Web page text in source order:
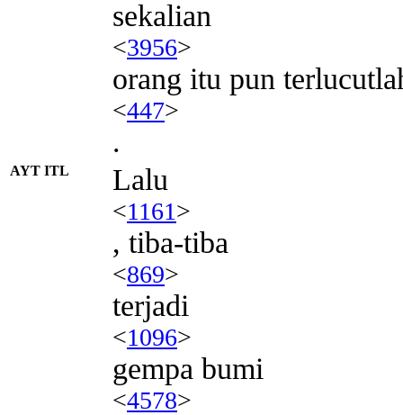
sekalian
<3956>
orang itu pun
<447>
.
AYT ITL Lalu
<1161>
, tiba-tiba
<869>
terjadi
<1096>
gempa bumi
<4578>